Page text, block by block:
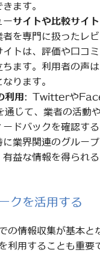
ます。
ーサイトや比較サイト
者を専門に扱ったレ
イトは、評価や口コ
ちます。利用者の声
ります。
利用 : Twitterや
通じて、業者の活動
ードバックを確認す
に業界関連のグルー
有益な情報を得られ
クを活用する
の情報収集が基本と
利用することも重要